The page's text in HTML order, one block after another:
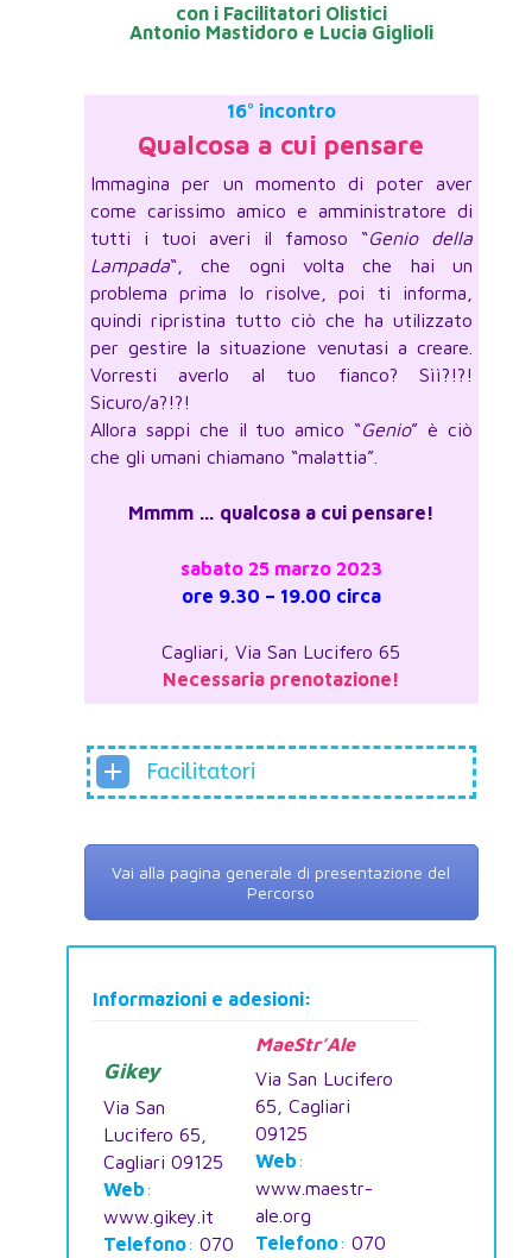
con i Facilitatori Olistici
Antonio Mastidoro e Lucia Giglioli
16° incontro
Qualcosa a cui pensare
Immagina per un momento di poter aver
come carissimo amico e amministratore di
tutti i tuoi averi il famoso “Genio della
Lampada“, che ogni volta che hai un
problema prima lo risolve, poi ti informa,
quindi ripristina tutto ciò che ha utilizzato
per gestire la situazione venutasi a creare.
Vorresti averlo al tuo fianco? Sìì?!?!
Sicuro/a?!?!
Allora sappi che il tuo amico “Genio” è ciò
che gli umani chiamano “malattia”.
Mmmm … qualcosa a cui pensare!
sabato 25 marzo 2023
ore 9.30 – 19.00 circa
Cagliari, Via San Lucifero 65
Necessaria prenotazione!
Facilitatori
Vai alla pagina generale di presentazione del
Percorso
Informazioni e adesioni:
Gikey
Via San
Lucifero 65,
Cagliari 09125
Web:
www.gikey.it
Telefono: 070
MaeStr’Ale
Via San Lucifero
65, Cagliari
09125
Web:
www.maestr-
ale.org
Telefono: 070